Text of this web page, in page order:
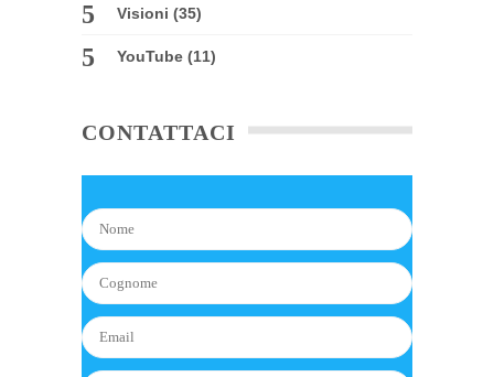
Visioni (35)
YouTube (11)
CONTATTACI